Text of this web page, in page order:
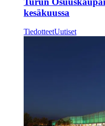
kesäkuussa
TiedotteetUutiset